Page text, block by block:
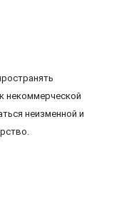
некоммерческой
неизменной и